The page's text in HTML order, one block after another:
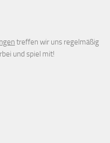
treffen wir uns regelmäßig
und spiel mit!